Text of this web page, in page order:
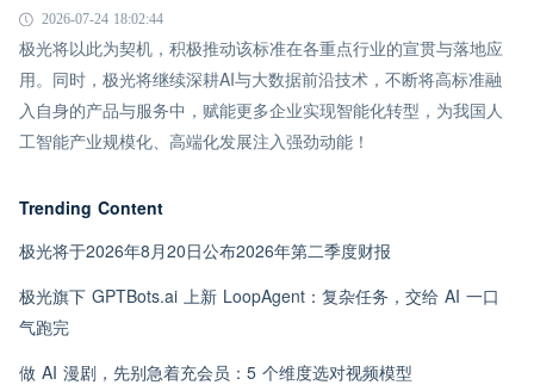
2026-07-24 18:02:44
极光将以此为契机，积极推动该标准在各重点行业的宣贯与落地应
用。同时，极光将继续深耕AI与大数据前沿技术，不断将高标准融
入自身的产品与服务中，赋能更多企业实现智能化转型，为我国人
工智能产业规模化、高端化发展注入强劲动能！
Trending Content
极光将于2026年8月20日公布2026年第二季度财报
极光旗下 GPTBots.ai 上新 LoopAgent：复杂任务，交给 AI 一口
气跑完
做 AI 漫剧，先别急着充会员：5 个维度选对视频模型